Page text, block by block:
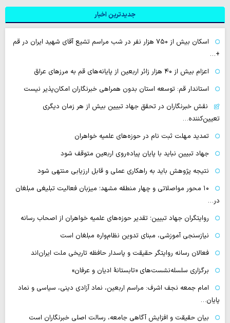
جدیدترین اخبار
اسکان بیش از ۷۵۰ هزار نفر در شب مراسم تشیع آقای شهید ایران در قم
+…
اعزام بیش از ۴۰ هزار زائر اربعین از پایانه‌های قم به مرزهای عراق
استاندار قم: توسعه استان بدون همراهی خبرنگاران امکان‌پذیر نیست
نقش خبرنگاران در تحقق جهاد تبیین بیش از هر زمان دیگری
تعیین‌کننده…
تمدید مهلت ثبت نام در حوزه‌های علمیه خواهران
جهاد تبیین نباید با پایان پیاده‌روی اربعین متوقف شود
نتیجه پژوهش باید به راهکاری عملی و قابل ارزیابی منتهی شود
۱۰ محور مواصلاتی و چهار منطقه مشهد؛ میزبان فعالیت تبلیغی مبلغان
در…
روایتگران جهاد تبیین؛ تقدیر حوزه‌های علمیه خواهران از اصحاب رسانه
نیازسنجی آموزشی، مبنای تدوین نظام‌واره مبلغان است
فعالان رسانه‌ روایتگر حقیقت و پاسدار حافظه تاریخی ملت ایران‌اند
برگزاری سلسله‌نشست‌های «تابستانهٔ ادیان و عرفان»
امام جمعه نجف اشرف: مراسم اربعین، نماد آزادی دینی، سیاسی و نماد
پایان…
بیان حقیقت و افزایش آگاهی جامعه، رسالت اصلی خبرنگاران است